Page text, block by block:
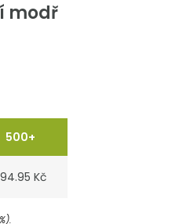
modř
500+
Kč